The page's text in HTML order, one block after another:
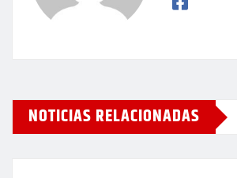
NOTICIAS RELACIONADAS